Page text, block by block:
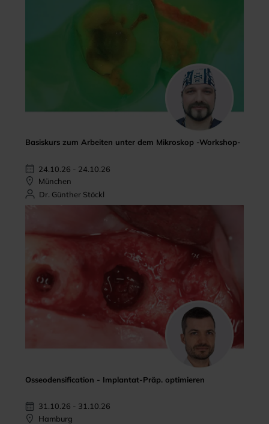
Basiskurs zum Arbeiten unter dem Mikroskop -Workshop-
24.10.26 - 24.10.26
München
Dr. Günther Stöckl
Osseodensification - Implantat-Präp. optimieren
31.10.26 - 31.10.26
Hamburg